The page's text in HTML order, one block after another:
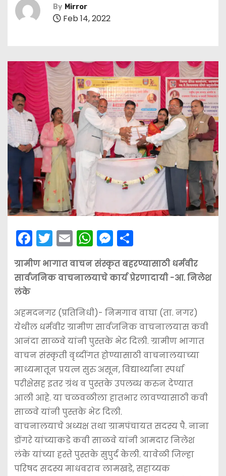
By Mirror
Feb 14, 2022
F
a
c
e
o
o
k
T
w
itt
er
E
m
ai
l
W
h
a
ts
A
p
p
M
e
s
s
e
n
g
er
S
h
ar
e
ग्रामीण भागात वाचन संस्कृत बहरण्यासाठी धर्मवीर
सार्वजनिक वाचनालयाचे कार्य प्रेरणादायी -आ. निलेश
लंके
अहमदनगर (प्रतिनिधी)- निमगाव वाघा (ता. नगर)
येथील धर्मवीर ग्रामीण सार्वजनिक वाचनालयास कवी
आनंदा साळवे यांनी पुस्तके भेट दिली. ग्रामीण भागात
वाचन संस्कृती वृध्दींगत होण्यासाठी वाचनालयाच्या
माध्यमातून प्रयत्न सुरु असून, विद्यार्थ्यांना स्पर्धा
परीक्षेसह इतर ग्रंथ व पुस्तके उपलब्ध करुन देण्यात
आली आहे. या चळवळीला हातभार लावण्यासाठी कवी
साळवे यांनी पुस्तके भेट दिली.
वाचनालयाचे अध्यक्ष तथा ग्रामपंचायत सदस्य पै. नाना
डोंगरे यांच्याकडे कवी साळवे यांनी आमदार निलेश
लंके यांच्या हस्ते पुस्तके सुपुर्द केली. यावेळी जिल्हा
परिषद सदस्य माधवराव लामखडे, सहाय्यक